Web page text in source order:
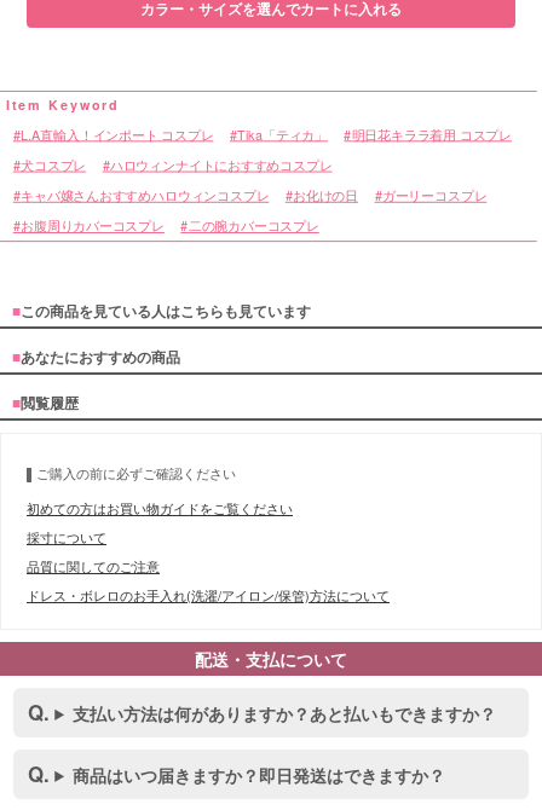
カラー・サイズを選んでカートに入れる
L.A直輸入！インポート コスプレ Tika「ティカ」 明日花キララ着用 コスプレ
犬コスプレ ハロウィンナイトにおすすめコスプレ
キャバ嬢さんおすすめハロウィンコスプレ お化けの日
ガーリーコスプレ
お腹周りカバーコスプレ
二の腕カバーコスプレ
■この商品を見ている人はこちらも見ています
■あなたにおすすめの商品
■閲覧履歴
ご購入の前に必ずご確認ください
初めての方はお買い物ガイドをご覧ください
採寸について
品質に関してのご注意
ドレス・ボレロのお手入れ(洗濯/アイロン/保管)方法について
配送・支払について
支払い方法は何がありますか？あと払いもできますか？
商品はいつ届きますか？即日発送はできますか？